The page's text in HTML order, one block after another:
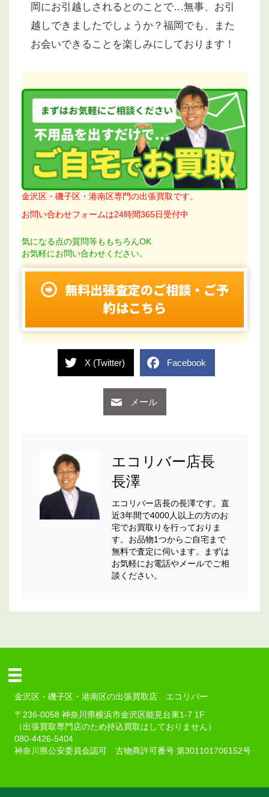
岡にお引越しされるとのことで…無事、お引
越しできましたでしょうか？福岡でも、また
お会いできることを楽しみにしております！
金沢区・磯子区・港南区専門の出張買取です。
お問い合わせフォームは24時間365日受付中
気になる点の質問等ももちろんOK
お気軽にお問い合わせください。
無料出張査定のご相談・ご予
約はこちら
X (Twitter) Facebook
メール
エコリバー店長
長澤
エコリバー店長の長澤です。直
近3年間で4000人以上の方のお
宅でお買取りを行っておりま
す。お品物1つからご自宅まで
無料で査定に伺います。まずは
お気軽にお電話やメールでご相
談ください。
金沢区・磯子区・港南区の出張買取店 エコリバー
〒236-0058 神奈川県横浜市金沢区能見台東1-7 1F
（出張買取専門店のため持込買取はしておりません）
080-4426-5404
神奈川県公安委員会認可 古物商許可番号 第301101706152号